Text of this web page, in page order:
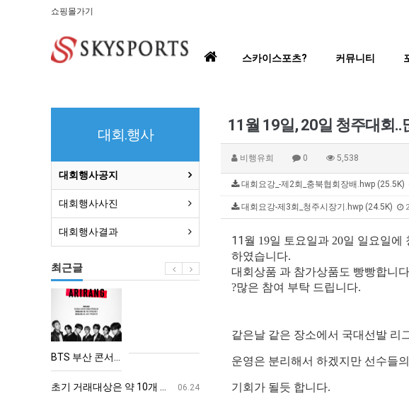
쇼핑몰가기
홈
스카이스포츠? 커뮤니티
11월 19일, 20일 청주대회..
비행유희 0 5,538
대회요강_-제2회_충북협회장배.hwp (25.5K)
대회요강-제3회_청주시장기.hwp (24.5K)
11월 19일 토요일과 20일 일요일
하였습니다.
대회상품 과 참가상품도 빵빵합니
?많은 참여 부탁 드립니다.
같은날 같은 장소에서 국대선발 리
운영은 분리해서 하겠지만 선수들
기회가 될듯 합니다.
대회.행사
대회행사공지
대회행사사진
대회행사결과
최근글
BTS
산
트
BTS 부산 콘서트 '75분 지연' 성토…하이브 "큰 실망·불편" 사과
06.24
초기 거래대상은 약 10개 종목으로 시작해 최대 100개까지 확대할 방침이다. 구체적인 거래 대상 ETF는 아직 확정되지 않았지만, 시장 대표성이나 거래량을 고려해 선정할 계획이다.
11.21
aaaa
aaaaa
ddddd